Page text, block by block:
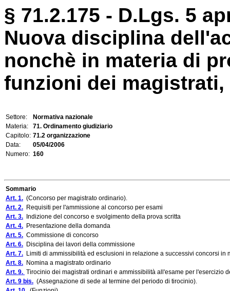
§ 71.2.175 - D.Lgs. 5
Nuova disciplina
nonchè in materia di
funzioni dei
Settore:
Normativa nazionale
Materia:
71. Ordinamento giudiziario
Capitolo: 71.2 organizzazione
Data:
05/04/2006
Numero: 160
Sommario
Art. 1. (Concorso per magistrato ordinario).
Art. 2. Requisiti per l'ammissione al concorso per esami
Art. 3. Indizione del concorso e svolgimento della prova scritta
Art. 4. Presentazione della domanda
Art. 5. Commissione di concorso
Art. 6. Disciplina dei lavori della commissione
Art. 7. Limiti di ammissibilità ed esclusioni in relazione a successivi concorsi in
Art. 8. Nomina a magistrato ordinario
Art. 9. Tirocinio dei magistrati ordinari e ammissibilità all'esame per l'esercizio
Art. 9 bis. (Assegnazione di sede al termine del periodo di tirocinio).